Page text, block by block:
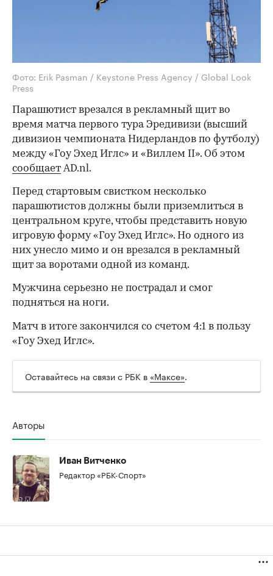
Фото: Erik Pasman / Keystone Press Agency / Global Look
Press
Парашютист врезался в рекламный щит во
время матча первого тура Эредивизи (высший
дивизион чемпионата Нидерландов по футболу)
между «Гоу Эхед Иглс» и «Виллем II». Об этом
сообщает AD.nl.
Перед стартовым свистком несколько
парашютистов должны были приземлиться в
центральном круге, чтобы представить новую
игровую форму «Гоу Эхед Иглс». Но одного из
них унесло мимо и он врезался в рекламный
щит за воротами одной из команд.
Мужчина серьезно не пострадал и смог
подняться на ноги.
Матч в итоге закончился со счетом 4:1 в пользу
«Гоу Эхед Иглс».
Оставайтесь на связи с РБК в «Максе».
Авторы
Иван Витченко
Редактор «РБК-Спорт»